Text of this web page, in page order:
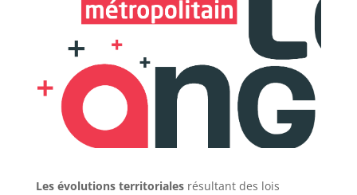
Les évolutions territorialesrésultant des lois